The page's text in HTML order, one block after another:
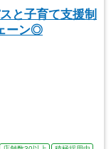
と子育て支援制
ーン◎